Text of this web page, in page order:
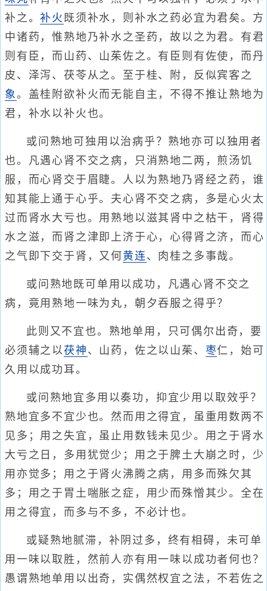
补之。补火 既须补水，则补水之药必宜为君矣。方
中诸药，惟熟地乃补水之圣药，故以之为君。有君
则有臣，而山药、山茱佐之。有臣则有佐使，而丹
皮、泽泻、茯苓从之。至于桂、附，反似宾客之
象。盖桂附欲补火而无能自主，不得不推让熟地为
君，补水以补火也。
或问熟地可独用以治病乎？熟地亦可以独用者
也。凡遇心肾不交之病，只消熟地二两，煎汤饥
服，而心肾交于眉睫。人以为熟地乃肾经之药，谁
知其能上通于心乎。夫心肾不交之病，多是心火太
过而肾水大亏也。用熟地以滋其肾中之枯干，肾得
水之滋，而肾之津即上济于心，心得肾之济，而心
之气即下交于肾，又何 黄连、肉桂之多事哉。
或问熟地既可单用以成功，凡遇心肾不交之
病，竟用熟地一味为丸，朝夕吞服之得乎？
此则又不宜也。熟地单用，只可偶尔出奇，要
必须辅之以茯神 、山药，佐之以山茱、 枣仁，始可
久用以成功耳。
或问熟地宜多用以奏功，抑宜少用以取效乎？
熟地宜多不宜少也。然而用之得宜，虽重用数两不
见多；用之失宜，虽止用数钱未见少。用之于肾水
大亏之日，多用犹觉少；用之于脾土大崩之时，少
用亦觉多；用之于肾火沸腾之病，用多而殊欠其
多；用之于胃土喘胀之症，用少而殊憎其少。全在
用之得宜，而多与不多，不必计也。
或疑熟地腻滞，补阴过多，终有相碍，未可单
用一味以取胜，然前人亦有用一味以成功者何也？
愚谓熟地单用以出奇，实偶然权宜之法，不若佐之